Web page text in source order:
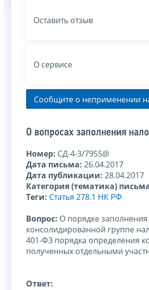
Оставить отзыв
О сервисе
Сообщите о неприменении
О вопросах заполнения
Номер: СД-4-3/7955@
Дата письма: 26.04.2017
Дата публикации: 28.04.2017
Категория (тематика)
Теги: Статья 278.1 НК РФ
Вопрос: О порядке
консолидированной группе
401-ФЗ порядка определения
полученных отдельными
Ответ: